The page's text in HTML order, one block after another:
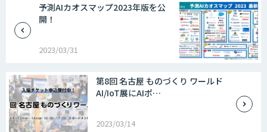
予測AIカオスマップ2023年版を公
開！
2023/03/31
第8回 名古屋 ものづくり ワールド
AI/IoT展にAIポ…
2023/03/14